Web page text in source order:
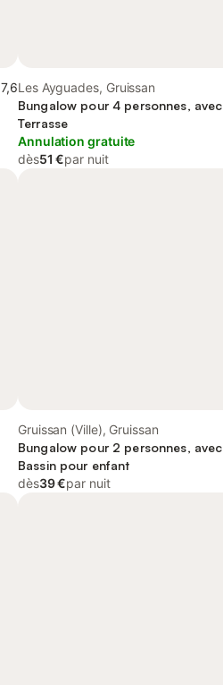
7,6Les Ayguades, Gruissan
Bungalow pour 4 personnes, avec
Terrasse
Annulation gratuite
dès51 €par nuit
Gruissan (Ville), Gruissan
Bungalow pour 2 personnes, avec
Bassin pour enfant
dès39 €par nuit